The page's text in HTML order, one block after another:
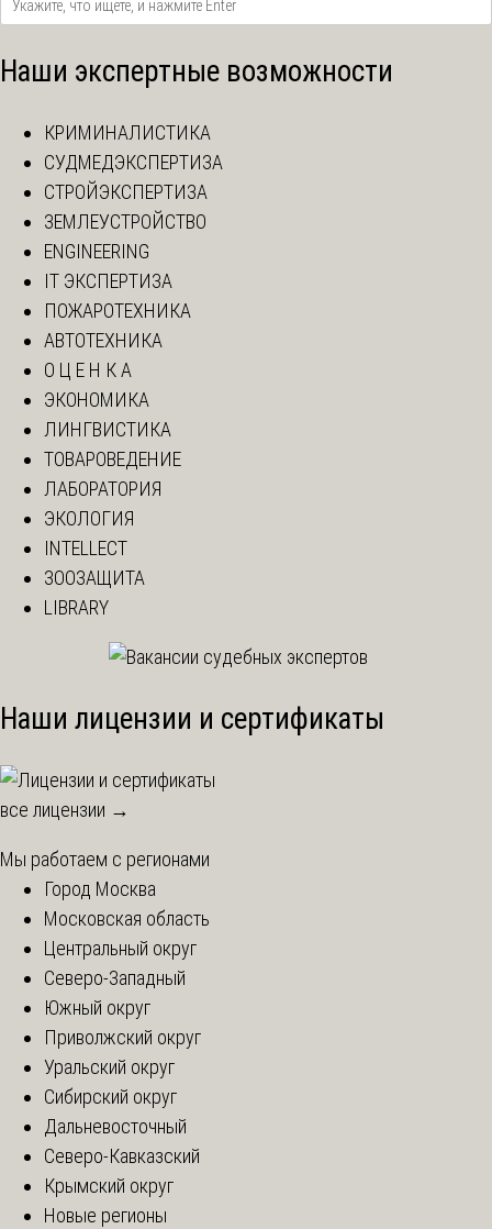
Наши экспертные возможности
КРИМИНАЛИСТИКА
СУДМЕДЭКСПЕРТИЗА
СТРОЙЭКСПЕРТИЗА
ЗЕМЛЕУСТРОЙСТВО
ENGINEERING
IT ЭКСПЕРТИЗА
ПОЖАРОТЕХНИКА
АВТОТЕХНИКА
О Ц Е Н К А
ЭКОНОМИКА
ЛИНГВИСТИКА
ТОВАРОВЕДЕНИЕ
ЛАБОРАТОРИЯ
ЭКОЛОГИЯ
INTELLECT
ЗООЗАЩИТА
LIBRARY
Наши лицензии и сертификаты
все лицензии →
Мы работаем с регионами
Город Москва
Московская область
Центральный округ
Северо-Западный
Южный округ
Приволжский округ
Уральский округ
Сибирский округ
Дальневосточный
Северо-Кавказский
Крымский округ
Новые регионы